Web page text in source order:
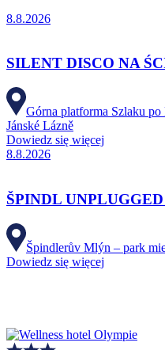
8.8.2026
SILENT DISCO NA
Górna platforma Szlaku
Jánské Lázně
Dowiedz się więcej
8.8.2026
ŠPINDL
Špindlerův Mlýn – park
Dowiedz się więcej